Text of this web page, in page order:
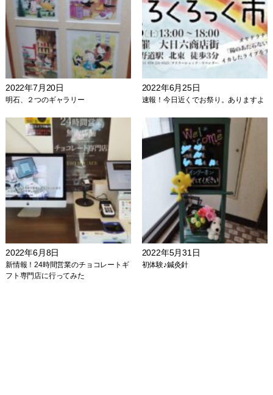
2022年7月20日
明石、２つのギャラリー
2022年6月25日
速報！今日近くでお祭り。ありますよ
2022年6月8日
新情報！24時間営業のチョコレートギ
フト専門店に行ってみた
2022年5月31日
初体験♪鍼灸針